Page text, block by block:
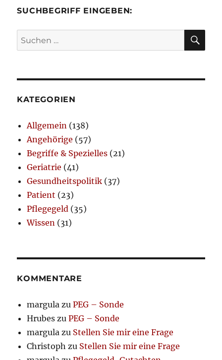
SUCHBEGRIFF EINGEBEN:
Suchen
nach:
KATEGORIEN
Allgemein (138)
Angehörige (57)
Begriffe & Spezielles (21)
Geriatrie (41)
Gesundheitspolitik (37)
Patient (23)
Pflegegeld (35)
Wissen (31)
KOMMENTARE
margula zuPEG – Sonde
Hrubes zuPEG – Sonde
margula zu Stellen Sie mir eine Frage
Christoph zu Stellen Sie mir eine Frage